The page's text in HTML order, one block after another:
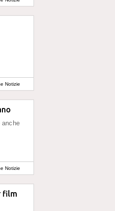
Notizie
anche
Notizie
film